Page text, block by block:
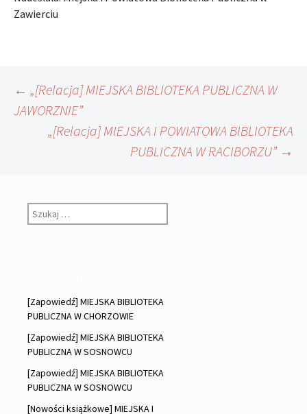
Zawierciu
Nawigacja
wpisu
← „[Relacja] MIEJSKA BIBLIOTEKA PUBLICZNA W
JAWORZNIE”
„[Relacja] MIEJSKA I POWIATOWA BIBLIOTEKA
PUBLICZNA W RACIBORZU” →
Szukaj:
[Zapowiedź] MIEJSKA BIBLIOTEKA
PUBLICZNA W CHORZOWIE
[Zapowiedź] MIEJSKA BIBLIOTEKA
PUBLICZNA W SOSNOWCU
[Zapowiedź] MIEJSKA BIBLIOTEKA
PUBLICZNA W SOSNOWCU
[Nowości książkowe] MIEJSKA I